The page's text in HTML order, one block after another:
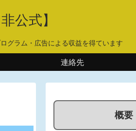
公式】
グラム・広告による収益を得ています
連絡先
概要